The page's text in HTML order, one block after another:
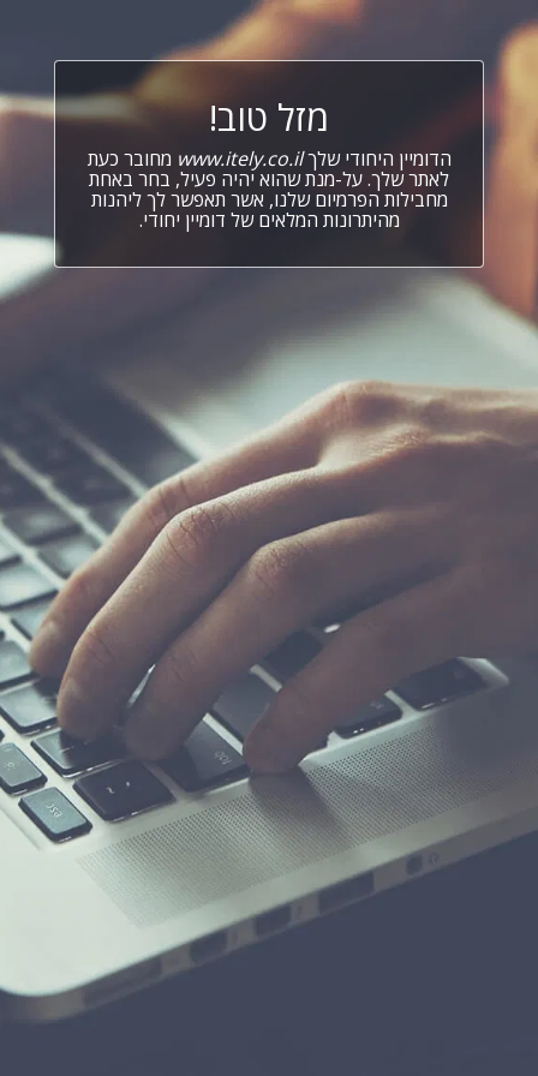
מזל טוב!
הדומיין היחודי שלךwww.itely.co.il מחובר כעת
לאתר שלך. על-מנת שהוא יהיה פעיל, בחר באחת
מחבילות הפרמיום שלנו, אשר תאפשר לך ליהנות
מהיתרונות המלאים של דומיין יחודי.